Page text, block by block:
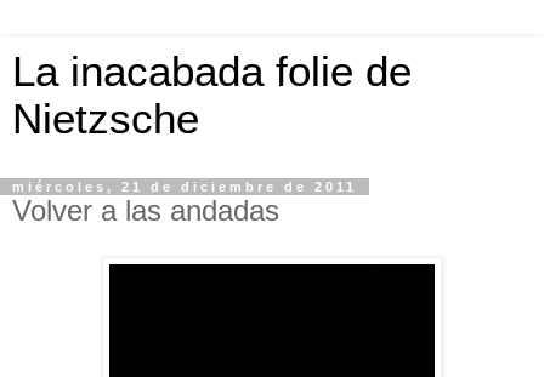
La inacabada folie de
Nietzsche
miércoles, 21 de diciembre de 2011
Volver a las andadas